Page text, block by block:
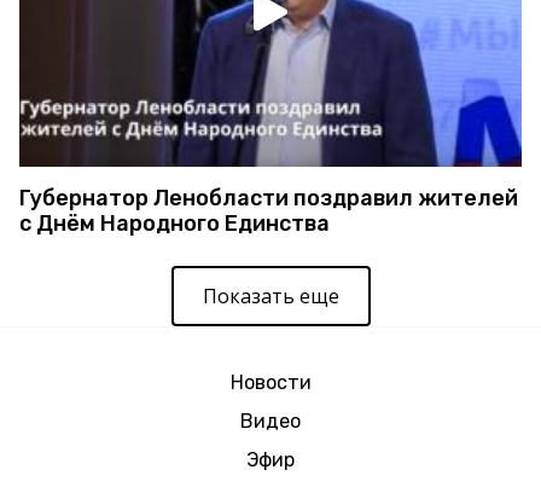
Губернатор Ленобласти поздравил жителей
с Днём Народного Единства
Показать еще
Новости
Видео
Эфир